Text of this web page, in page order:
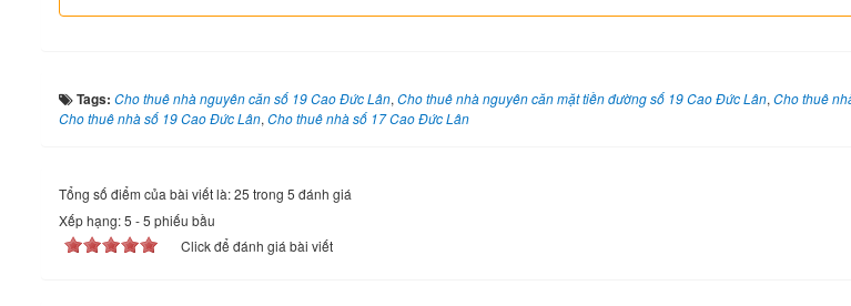
Tags: Cho thuê nhà nguyên căn số 19 Cao Đức Lân, Cho thuê nhà nguyên căn mặt tiền đường số 19 Cao Đức Lân, Cho thuê
Cho thuê nhà số 19 Cao Đức Lân, Cho thuê nhà số 17 Cao Đức Lân
Tổng số điểm của bài viết là: 25 trong 5 đánh giá
Xếp hạng:5 -5 phiếu bầu
Click để đánh giá bài viết